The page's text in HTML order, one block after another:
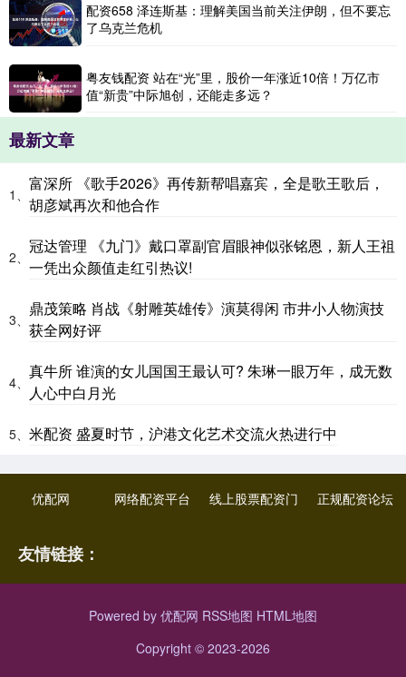
配资658 泽连斯基：理解美国当前关注伊朗，但不要忘
了乌克兰危机
粤友钱配资 站在“光”里，股价一年涨近10倍！万亿市
值“新贵”中际旭创，还能走多远？
最新文章
1、
富深所 《歌手2026》再传新帮唱嘉宾，全是歌王歌后，
胡彦斌再次和他合作
2、
冠达管理 《九门》戴口罩副官眉眼神似张铭恩，新人王祖
一凭出众颜值走红引热议!
3、
鼎茂策略 肖战《射雕英雄传》演莫得闲 市井小人物演技
获全网好评
4、
真牛所 谁演的女儿国国王最认可? 朱琳一眼万年，成无数
人心中白月光
5、 米配资 盛夏时节，沪港文化艺术交流火热进行中
优配网 网络配资平台 线上股票配资门 正规配资论坛
友情链接：
Powered by 优配网 RSS地图 HTML地图
Copyright © 2023-2026